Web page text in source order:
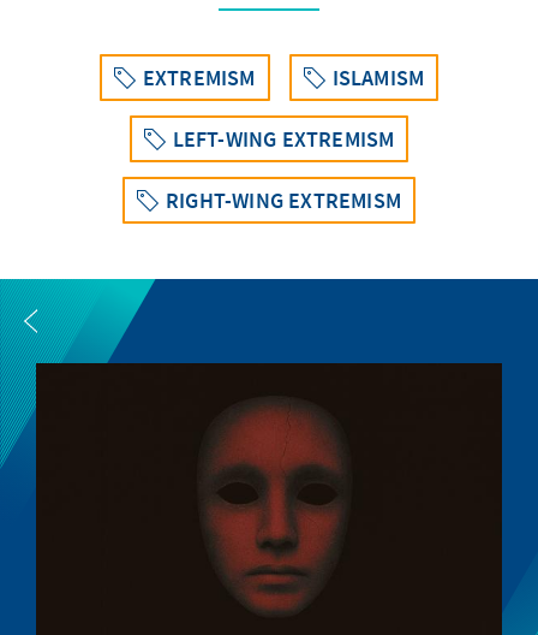
EXTREMISM ISLAMISM
LEFT-WING EXTREMISM
RIGHT-WING EXTREMISM